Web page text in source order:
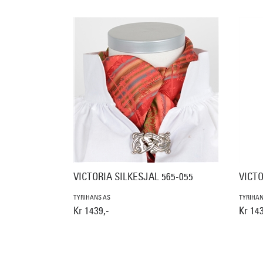
VICTORIA SILKESJAL 565-055
TYRIHANS AS
Kr 1439,- Kr